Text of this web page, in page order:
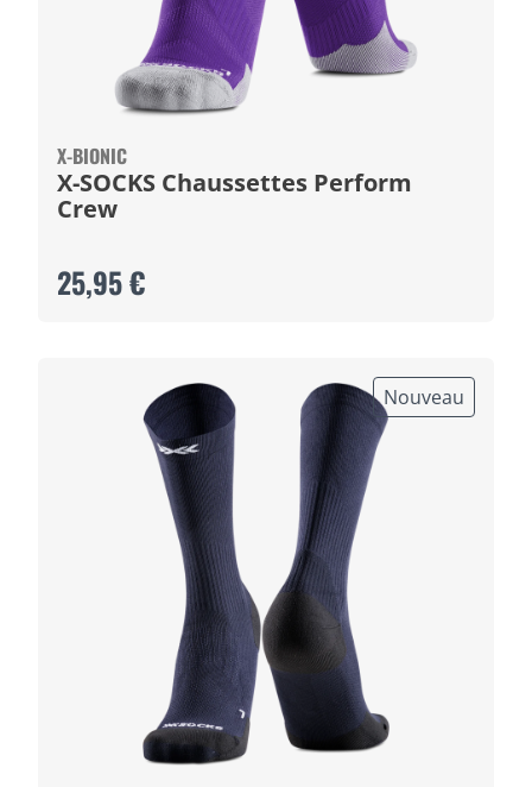
X-BIONIC
X-SOCKS Chaussettes Perform
Crew
25,95 €
Nouveau